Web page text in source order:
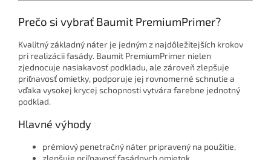
Prečo si vybrať Baumit PremiumPrimer?
Kvalitný základný náter je jedným z najdôležitejších krokov
pri realizácii fasády. Baumit PremiumPrimer nielen
zjednocuje nasiakavosť podkladu, ale zároveň zlepšuje
priľnavosť omietky, podporuje jej rovnomerné schnutie a
vďaka vysokej krycej schopnosti vytvára farebne jednotný
podklad.
Hlavné výhody
prémiový penetračný náter pripravený na použitie,